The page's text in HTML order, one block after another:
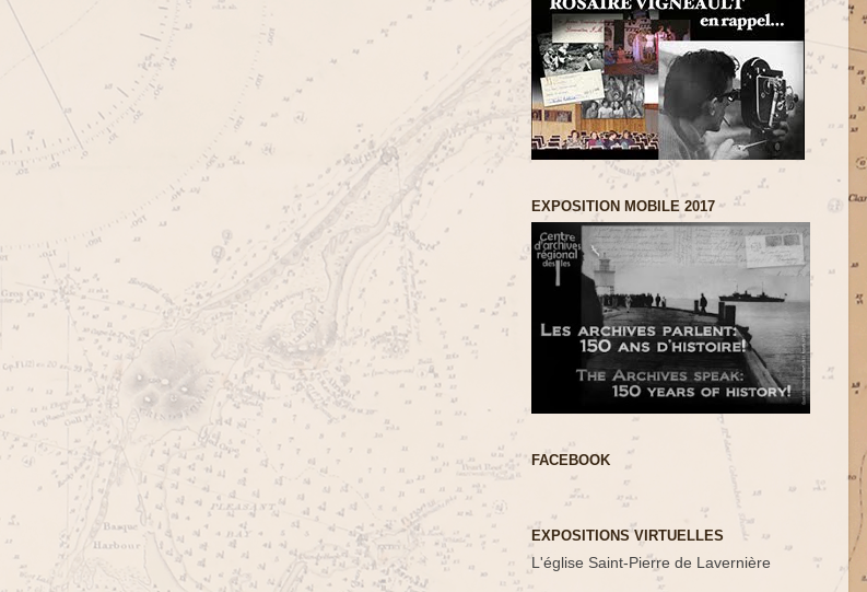
EXPOSITION MOBILE 2017
FACEBOOK
EXPOSITIONS VIRTUELLES
L'église Saint-Pierre de Lavernière